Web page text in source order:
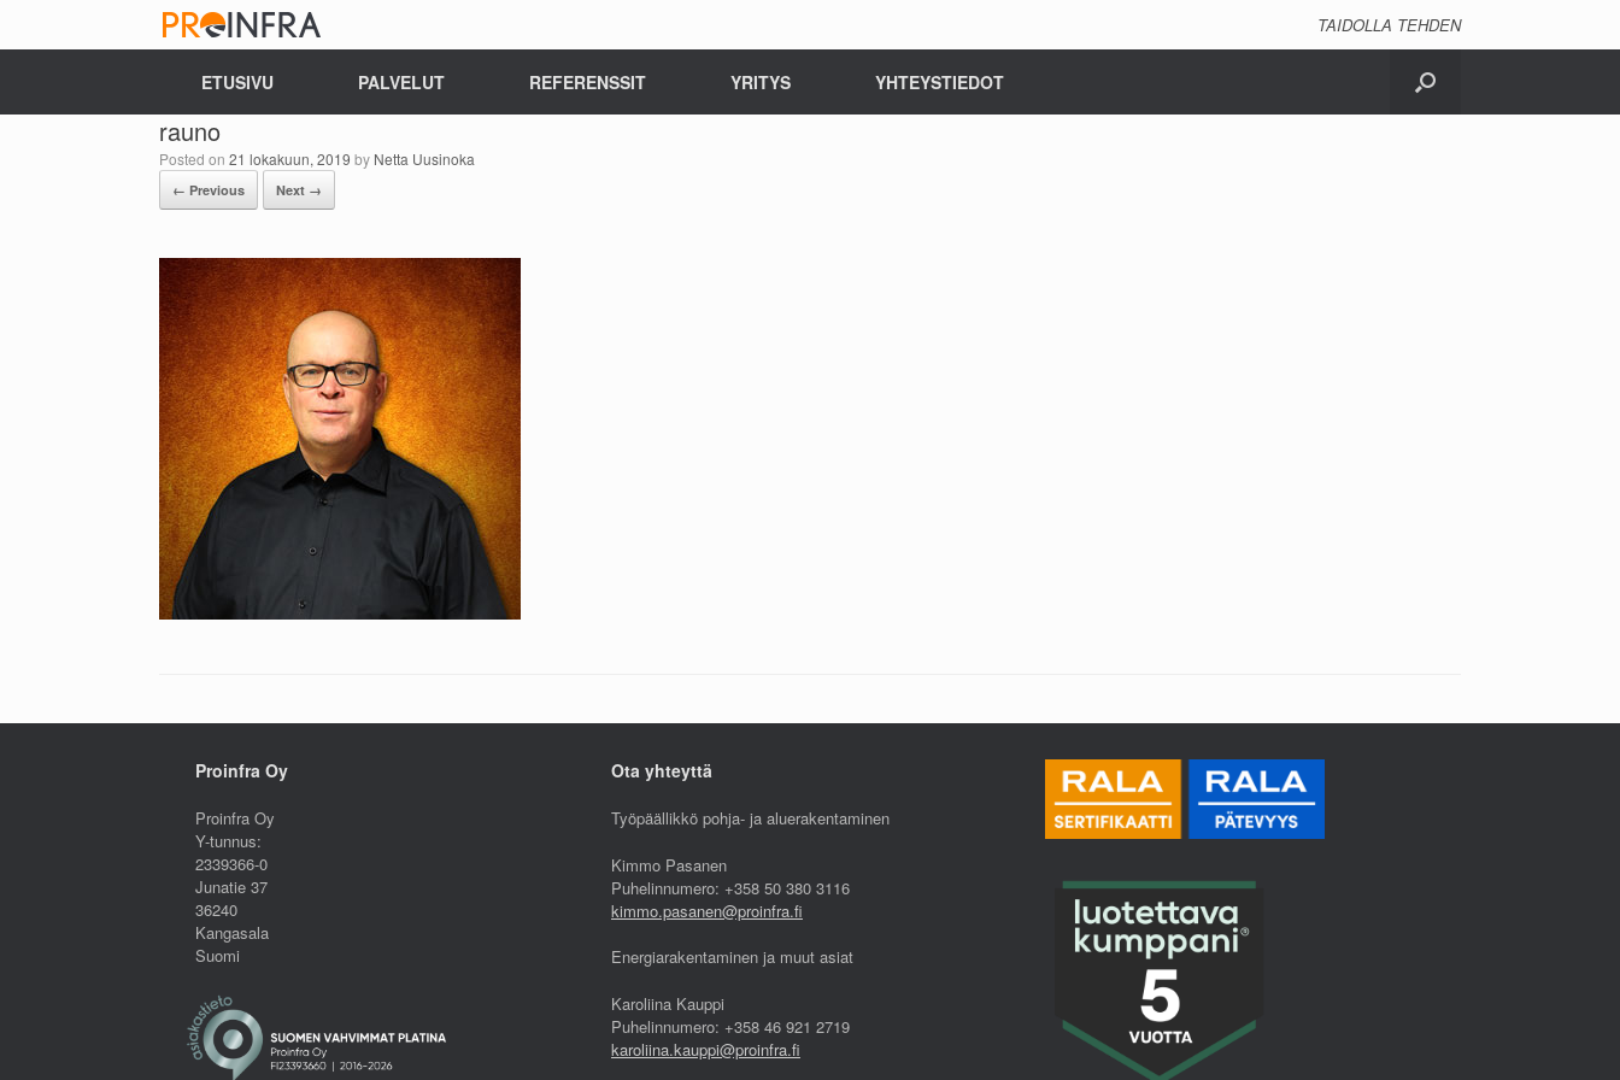
TAIDOLLA TEHDEN
ETUSIVU PALVELUT REFERENSSIT YRITYS YHTEYSTIEDOT
rauno
Posted on 21 lokakuun, 2019 by Netta Uusinoka
← Previous Next →
Proinfra Oy
Proinfra Oy
Y-tunnus:
2339366-0
Junatie 37
36240
Kangasala
Suomi
Ota yhteyttä
Työpäällikkö pohja- ja aluerakentaminen
Kimmo Pasanen
Puhelinnumero: +358 50 380 3116
kimmo.pasanen@proinfra.fi
Energiarakentaminen ja muut asiat
Karoliina Kauppi
Puhelinnumero: +358 46 921 2719
karoliina.kauppi@proinfra.fi